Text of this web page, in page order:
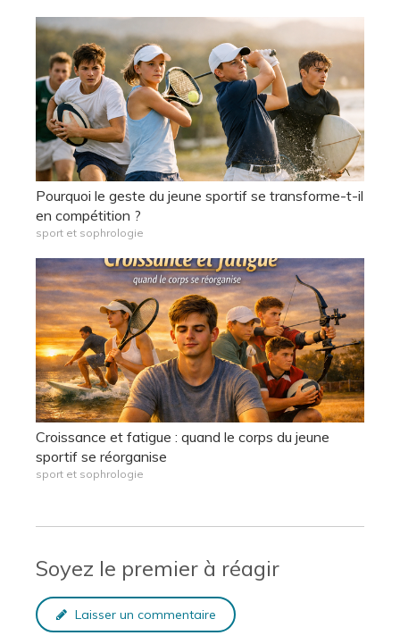
Pourquoi le geste du jeune sportif se transforme-t-il
en compétition ?
sport et sophrologie
Croissance et fatigue : quand le corps du jeune
sportif se réorganise
sport et sophrologie
Soyez le premier à réagir
Laisser un commentaire